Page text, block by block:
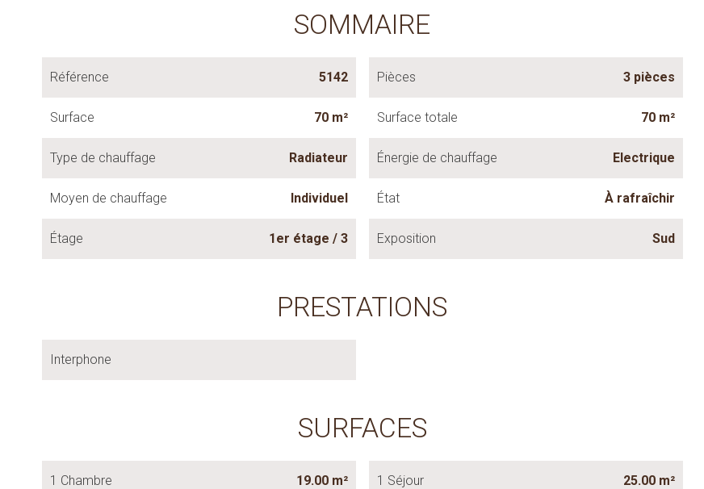
SOMMAIRE
Référence 5142 Pièces 3 pièces
Surface 70 m² Surface totale 70 m²
Type de chauffage Radiateur Énergie de chauffage Electrique
Moyen de chauffage Individuel État À rafraîchir
Étage 1er étage / 3 Exposition Sud
PRESTATIONS
Interphone
SURFACES
1 Chambre 19.00 m² 1 Séjour 25.00 m²